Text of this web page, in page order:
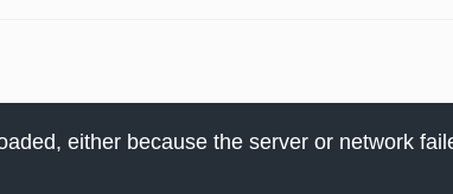
either because the server or network